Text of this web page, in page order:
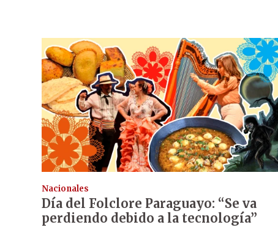
Nacionales
Día del Folclore Paraguayo: “Se va
perdiendo debido a la tecnología”